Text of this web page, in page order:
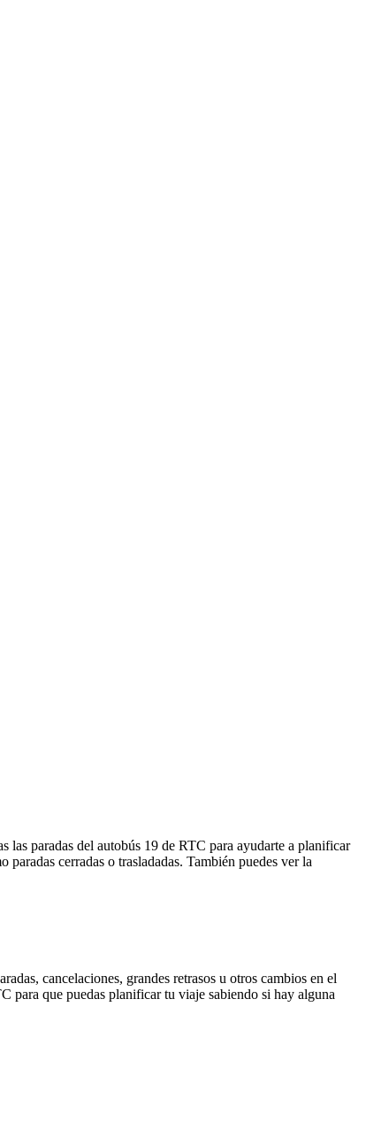
paradas del autobús 19 de RTC para ayudarte a planificar
cerradas o trasladadas. También puedes ver la
cancelaciones, grandes retrasos u otros cambios en el
para que puedas planificar tu viaje sabiendo si hay alguna